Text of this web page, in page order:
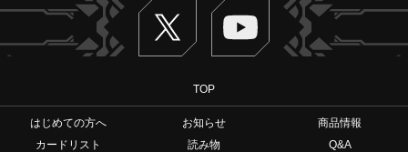
Twitter ヴァンガードch
TOP
はじめての方へ お知らせ
商品情報
カードリスト
読み物
Q&A